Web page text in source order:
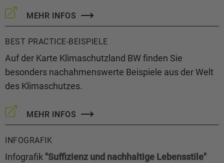
MEHR INFOS
BEST PRACTICE-BEISPIELE
Auf der Karte Klimaschutzland BW finden Sie
besonders nachahmenswerte Beispiele aus der Welt
des Klimaschutzes.
MEHR INFOS
INFOGRAFIK
Infografik "Suffizienz und nachhaltige Lebensstile"